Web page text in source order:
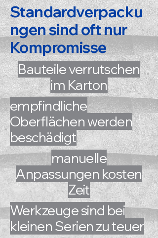
Standardverpacku
ngen sind oft nur
Kompromisse
Bauteile verrutschen
im Karton​
empfindliche
Oberflächen werden
beschädigt
manuelle
Anpassungen kosten
Zeit
Werkzeuge sind bei
kleinen Serien zu teuer